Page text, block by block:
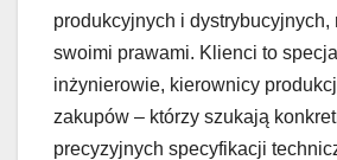
produkcyjnych i dystrybucyjnych,
swoimi prawami. Klienci to
inżynierowie, kierownicy
zakupów – którzy szukają
precyzyjnych specyfikacji